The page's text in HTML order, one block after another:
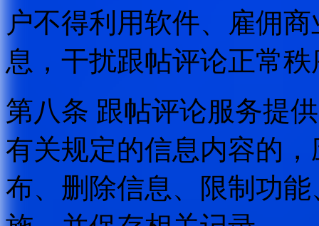
户不得利用软件、雇佣
息，干扰跟帖评论正常
第八条 跟帖评论服务提
有关规定的信息内容的
布、删除信息、限制功